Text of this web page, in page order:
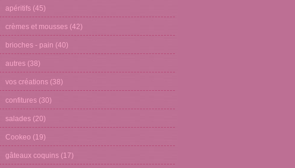
apéritifs (45)
crèmes et mousses (42)
brioches - pain (40)
autres (38)
vos créations (38)
confitures (30)
salades (20)
Cookeo (19)
gâteaux coquins (17)